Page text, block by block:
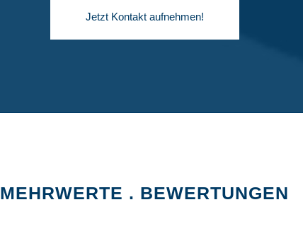
Jetzt Kontakt aufnehmen!
MEHRWERTE . BEWERTUNGEN